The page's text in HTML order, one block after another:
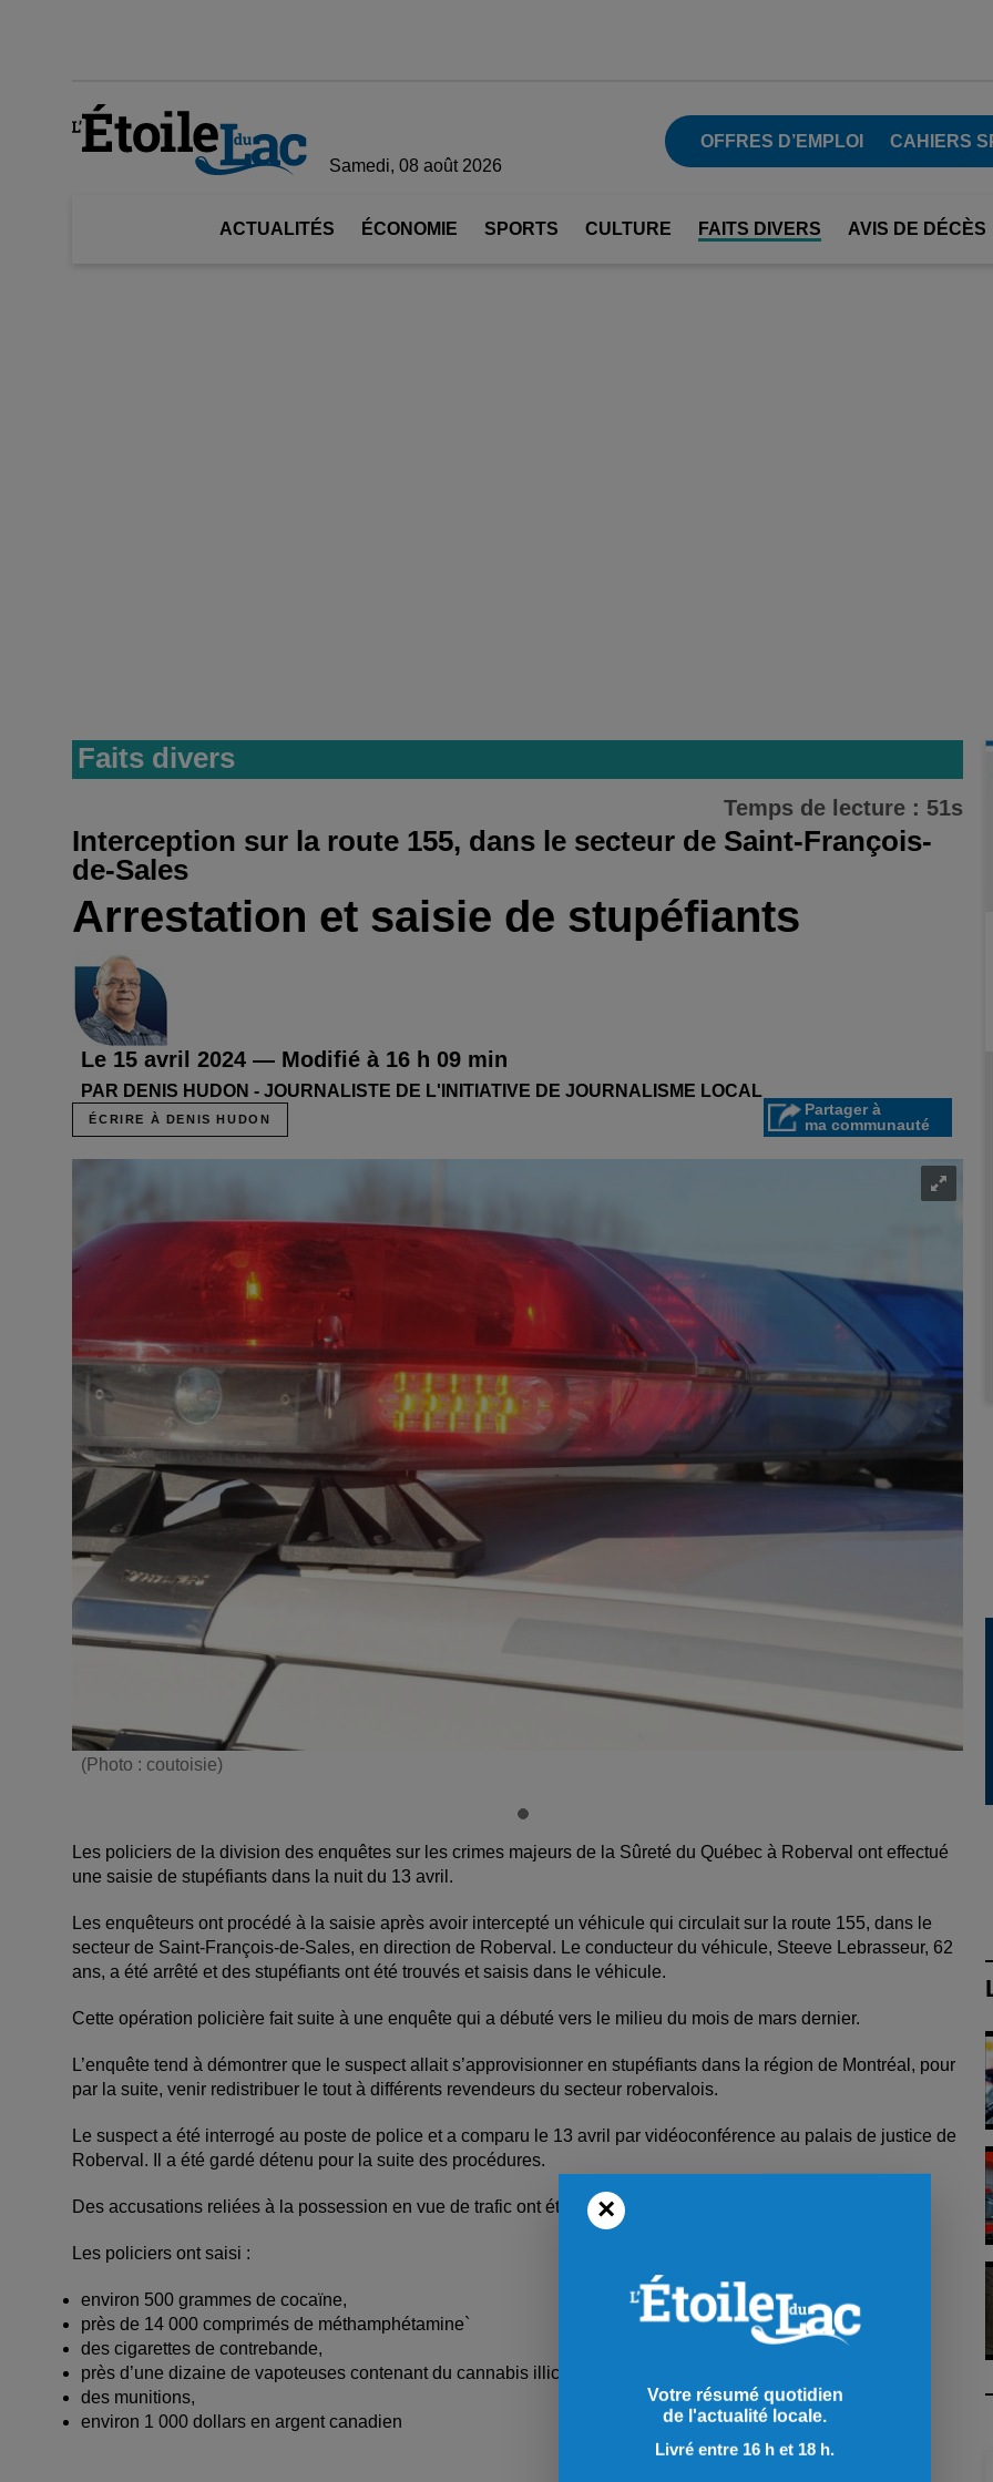
Samedi, 08 août 2026
OFFRES D’EMPLOI CAHIERS
ACTUALITÉS ÉCONOMIE SPORTS CULTURE FAITS DIVERS AVIS DE DÉCÈS
Faits divers
Temps de lecture : 51s
Interception sur la route 155, dans le secteur de Saint-François-
de-Sales
Arrestation et saisie de stupéfiants
Le 15 avril 2024 — Modifié à 16 h 09 min
PAR DENIS HUDON - JOURNALISTE DE L'INITIATIVE DE JOURNALISME LOCAL
ÉCRIRE À DENIS HUDON
Partager à
ma communauté
(Photo : coutoisie)
Les policiers de la division des enquêtes sur les crimes majeurs de la Sûreté du Québec à Roberval ont effectué
une saisie de stupéfiants dans la nuit du 13 avril.
Les enquêteurs ont procédé à la saisie après avoir intercepté un véhicule qui circulait sur la route 155, dans le
secteur de Saint-François-de-Sales, en direction de Roberval. Le conducteur du véhicule, Steeve Lebrasseur, 62
ans, a été arrêté et des stupéfiants ont été trouvés et saisis dans le véhicule.
Cette opération policière fait suite à une enquête qui a débuté vers le milieu du mois de mars dernier.
L’enquête tend à démontrer que le suspect allait s’approvisionner en stupéfiants dans la région de Montréal, pour
par la suite, venir redistribuer le tout à différents revendeurs du secteur robervalois.
Le suspect a été interrogé au poste de police et a comparu le 13 avril par vidéoconférence au palais de justice de
Roberval. Il a été gardé détenu pour la suite des procédures.
Des accusations reliées à la possession en vue de trafic ont été déposées contre le suspect.
Les policiers ont saisi :
environ 500 grammes de cocaïne,
près de 14 000 comprimés de méthamphétamine`
des cigarettes de contrebande,
près d’une dizaine de vapoteuses contenant du cannabis illicite,
des munitions,
environ 1 000 dollars en argent canadien
×
Votre résumé quotidien
de l'actualité locale.
Livré entre 16 h et 18 h.